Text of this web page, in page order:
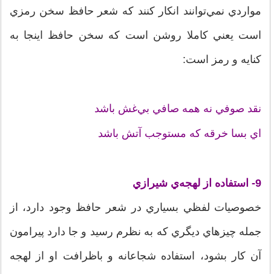
مواردي نمي‌توانند انکار کنند که شعر حافظ سخن رمزي
است يعني کاملا روشن است که سخن حافظ اينجا به
کنايه و رمز است:
نقد صوفي نه همه صافي بي‌غش باشد
اي بسا خرقه که مستوجب آتش باشد
9- استفاده از لهجه‌ي شيرازي
خصوصيات لفظي بسياري در شعر حافظ وجود دارد، از
جمله چيزهاي ديگري که به نظرم رسيد و جا دارد پيرامون
آن کار بشود، استفاده شجاعانه و باظرافت او از لهجه